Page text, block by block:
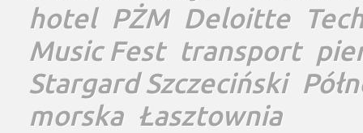
hotel PŻM Deloitte
Music Fest transport
Stargard Szczeciński
morska Łasztownia